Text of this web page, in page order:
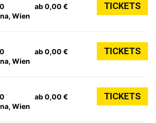
Wien
ab 0,00 € TICKETS
Wien
ab 0,00 € TICKETS
Wien
ab 0,00 € TICKETS